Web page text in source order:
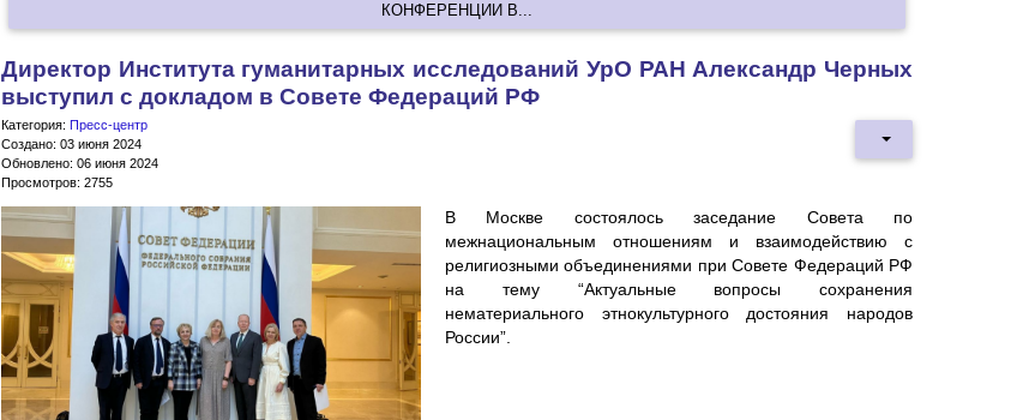
КОНФЕРЕНЦИИ В...
Директор Института гуманитарных исследований УрО РАН Александр Черных
выступил с докладом в Совете Федераций РФ
Категория: Пресс-центр
Создано: 03 июня 2024
Обновлено: 06 июня 2024
Просмотров: 2755
В Москве состоялось заседание Совета по
межнациональным отношениям и взаимодействию с
религиозными объединениями при Совете Федераций РФ
на тему “Актуальные вопросы сохранения
нематериального этнокультурного достояния народов
России”.